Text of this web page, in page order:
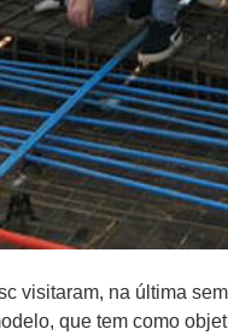
visitaram, na última
que tem como